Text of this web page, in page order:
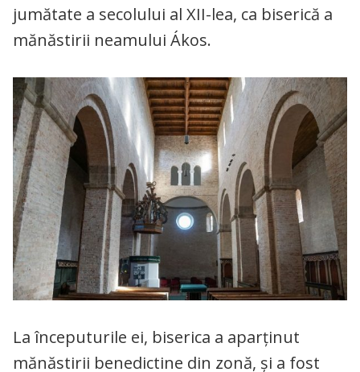
jumătate a secolului al XII-lea, ca biserică a
mănăstirii neamului Ákos.
La începuturile ei, biserica a aparținut
mănăstirii benedictine din zonă, și a fost